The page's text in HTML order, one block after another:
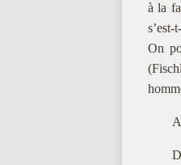
à la
s’est-
On